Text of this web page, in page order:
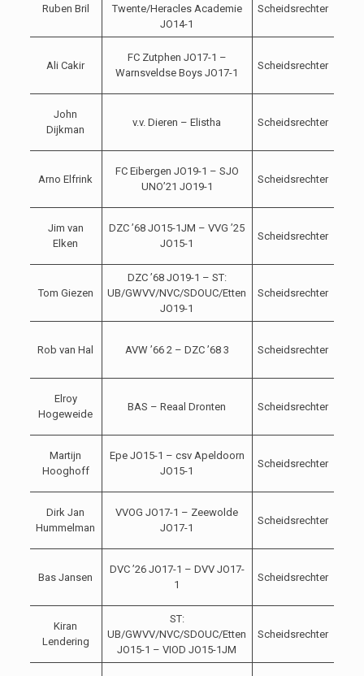
Ruben Bril
Twente/Heracles Academie
JO14-1
Scheidsrechter
Ali Cakir
FC Zutphen JO17-1 –
Warnsveldse Boys JO17-1
Scheidsrechter
John
Dijkman
v.v. Dieren – Elistha Scheidsrechter
Arno Elfrink
FC Eibergen JO19-1 – SJO
UNO’21 JO19-1
Scheidsrechter
Jim van
Elken
DZC ’68 JO15-1JM – VVG ’25
JO15-1
Scheidsrechter
Tom Giezen
DZC ’68 JO19-1 – ST:
UB/GWVV/NVC/SDOUC/Etten
JO19-1
Scheidsrechter
Rob van Hal AVW ’66 2 – DZC ’68 3 Scheidsrechter
Elroy
Hogeweide
BAS – Reaal Dronten Scheidsrechter
Martijn
Hooghoff
Epe JO15-1 – csv Apeldoorn
JO15-1
Scheidsrechter
Dirk Jan
Hummelman
VVOG JO17-1 – Zeewolde
JO17-1
Scheidsrechter
Bas Jansen
DVC ’26 JO17-1 – DVV JO17-
1
Scheidsrechter
Kiran
Lendering
ST:
UB/GWVV/NVC/SDOUC/Etten
JO15-1 – VIOD JO15-1JM
Scheidsrechter